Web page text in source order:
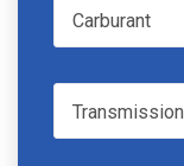
CarburantCarburant
TransmissionTransmission